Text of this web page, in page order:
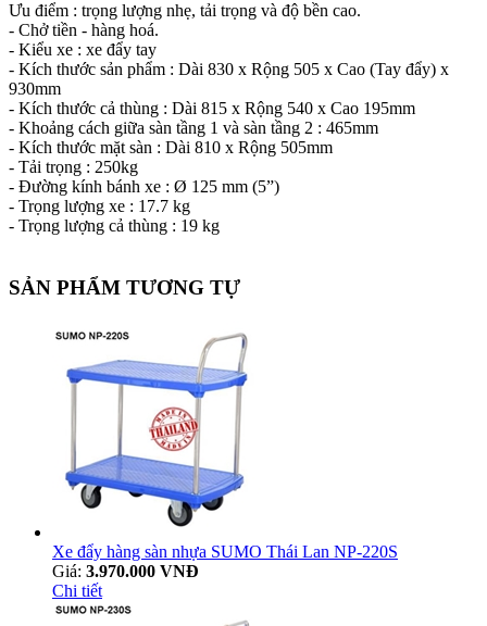
Ưu điểm : trọng lượng nhẹ, tải trọng và độ bền cao.
- Chở tiền - hàng hoá.
- Kiểu xe : xe đẩy tay
- Kích thước sản phẩm : Dài 830 x Rộng 505 x Cao (Tay đẩy) x
930mm
- Kích thước cả thùng : Dài 815 x Rộng 540 x Cao 195mm
- Khoảng cách giữa sàn tầng 1 và sàn tầng 2 : 465mm
- Kích thước mặt sàn : Dài 810 x Rộng 505mm
- Tải trọng : 250kg
- Đường kính bánh xe : Ø 125 mm (5”)
- Trọng lượng xe : 17.7 kg
- Trọng lượng cả thùng : 19 kg
SẢN PHẨM TƯƠNG TỰ
Xe đẩy hàng sàn nhựa SUMO Thái Lan NP-220S
Giá: 3.970.000 VNĐ
Chi tiết